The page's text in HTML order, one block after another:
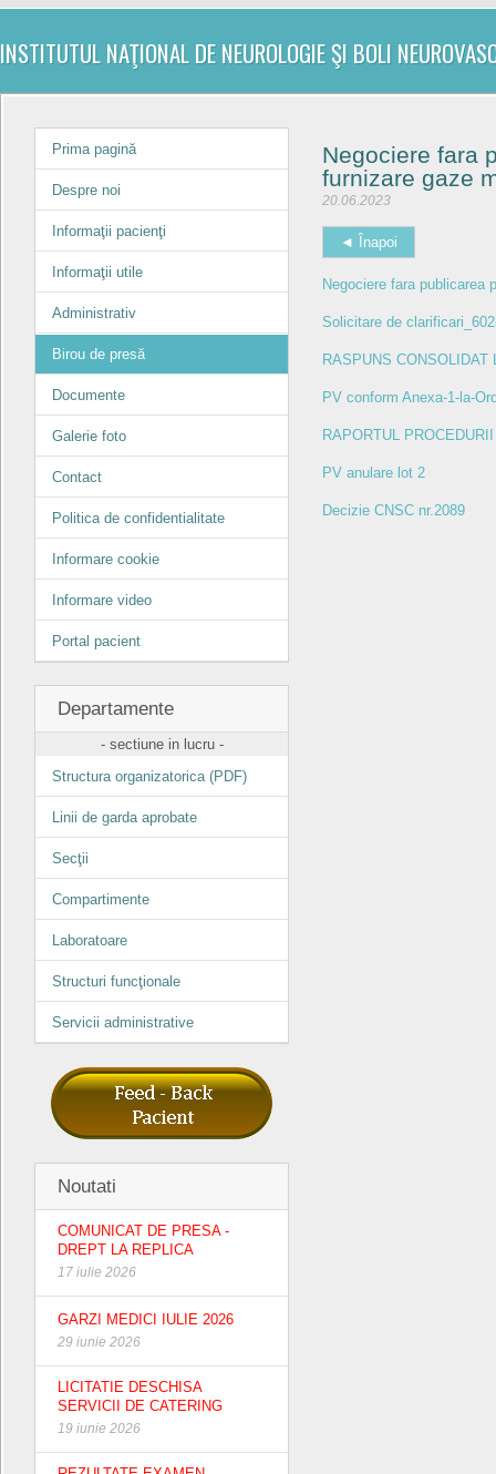
INSTITUTUL NAŢIONAL DE NEUROLOGIE ŞI BOLI
Prima pagină
Despre noi
Informaţii pacienţi
Informaţii utile
Administrativ
Birou de presă
Documente
Galerie foto
Contact
Politica de confidentialitate
Informare cookie
Informare video
Portal pacient
Departamente
- sectiune in lucru -
Structura organizatorica (PDF)
Linii de garda aprobate
Secţii
Compartimente
Laboratoare
Structuri funcţionale
Servicii administrative
Noutati
COMUNICAT DE PRESA -
DREPT LA REPLICA
17 iulie 2026
GARZI MEDICI IULIE 2026
29 iunie 2026
LICITATIE DESCHISA
SERVICII DE CATERING
19 iunie 2026
Negociere fara
furnizare gaze
20.06.2023
◄ Înapoi
Negociere fara publicarea
Solicitare de
RASPUNS
PV conform Anexa-1-la-
RAPORTUL
PV anulare lot 2
Decizie CNSC nr.2089